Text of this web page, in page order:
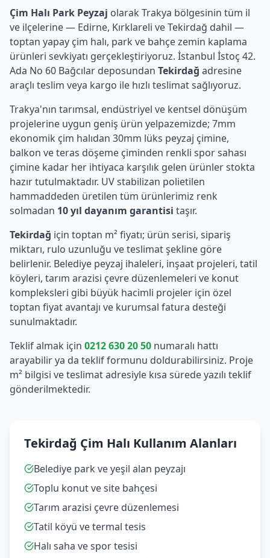
Çim Halı Park Peyzaj olarak Trakya bölgesinin tüm il
ve ilçelerine — Edirne, Kırklareli ve Tekirdağ dahil —
toptan yapay çim halı, park ve bahçe zemin kaplama
ürünleri sevkiyatı gerçekleştiriyoruz. İstanbul İstoç 42.
Ada No 60 Bağcılar deposundan Tekirdağ adresine
araçlı teslim veya kargo ile hızlı teslimat sağlıyoruz.
Trakya'nın tarımsal, endüstriyel ve kentsel dönüşüm
projelerine uygun geniş ürün yelpazemizde; 7mm
ekonomik çim halıdan 30mm lüks peyzaj çimine,
balkon ve teras döşeme çiminden renkli spor sahası
çimine kadar her ihtiyaca karşılık gelen ürünler stokta
hazır tutulmaktadır. UV stabilizan polietilen
hammaddeden üretilen tüm ürünlerimiz renk
solmadan 10 yıl dayanım garantisi taşır.
Tekirdağ için toptan m² fiyatı; ürün serisi, sipariş
miktarı, rulo uzunluğu ve teslimat şekline göre
belirlenir. Belediye peyzaj ihaleleri, inşaat projeleri, tatil
köyleri, tarım arazisi çevre düzenlemeleri ve konut
kompleksleri gibi büyük hacimli projeler için özel
toptan fiyat avantajı ve kurumsal fatura desteği
sunulmaktadır.
Teklif almak için 0212 630 20 50 numaralı hattı
arayabilir ya da teklif formunu doldurabilirsiniz. Proje
m² bilgisi ve teslimat adresiyle kısa sürede yazılı teklif
gönderilmektedir.
Tekirdağ Çim Halı Kullanım Alanları
Belediye park ve yeşil alan peyzajı
Toplu konut ve site bahçesi
Tarım arazisi çevre düzenlemesi
Tatil köyü ve termal tesis
Halı saha ve spor tesisi